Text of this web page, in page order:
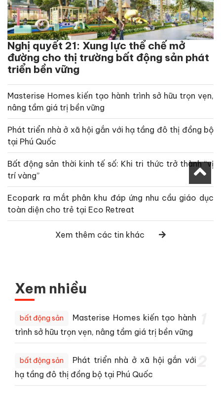
Nghị quyết 21: Xung lực thể chế mở
đường cho thị trường bất động sản phát
triển bền vững
Masterise Homes kiến tạo hành trình sở hữu trọn vẹn,
nâng tầm giá trị bền vững
Phát triển nhà ở xã hội gắn với hạ tầng đô thị đồng bộ
tại Phú Quốc
Bất động sản thời kinh tế số: Khi tri thức trở thành “vị
trí vàng”
Ecopark ra mắt phân khu đáp ứng nhu cầu giáo dục
toàn diện cho trẻ tại Eco Retreat
Xem thêm các tin khác
Xem nhiều
bất động sản
Masterise Homes kiến tạo hành
trình sở hữu trọn vẹn, nâng tầm giá trị bền vững
bất động sản
Phát triển nhà ở xã hội gắn với
hạ tầng đô thị đồng bộ tại Phú Quốc